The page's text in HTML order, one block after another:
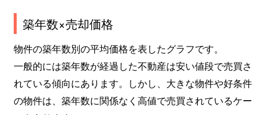
築年数×売却価格
物件の築年数別の平均価格を表したグラフです。
一般的には築年数が経過した不動産は安い値段で売買さ
れている傾向にあります。しかし、大きな物件や好条件
の物件は、築年数に関係なく高値で売買されているケー